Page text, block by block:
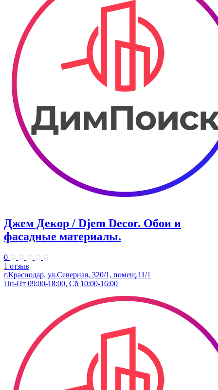
Джем Декор / Djem Decor. Обои и
фасадные материалы.
0
1 отзыв
г.Краснодар, ул.Северная, 320/1, помещ.11/1
Пн-Пт 09:00-18:00, Сб 10:00-16:00